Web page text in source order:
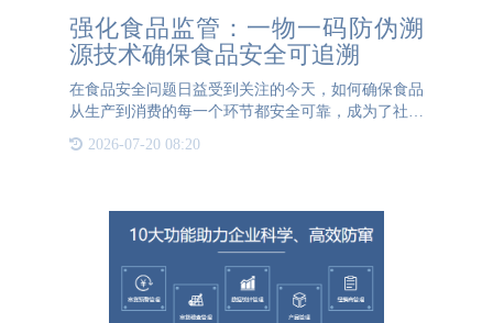
强化食品监管：一物一码防伪溯
源技术确保食品安全可追溯
在食品安全问题日益受到关注的今天，如何确保食品
从生产到消费的每一个环节都安全可靠，成为了社会
溯源技术应运而生，为食品监管提供了全新的解决方
2026-07-20 08:20